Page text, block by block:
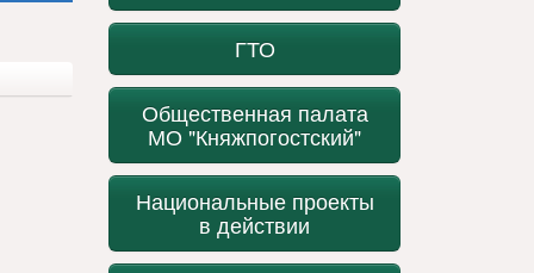
ГТО
Общественная палата
МО "Княжпогостский"
Национальные проекты
в действии